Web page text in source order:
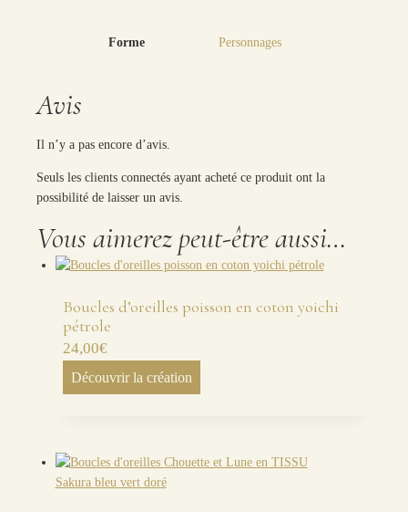
Forme Personnages
Avis
Il n’y a pas encore d’avis.
Seuls les clients connectés ayant acheté ce produit ont la
possibilité de laisser un avis.
Vous aimerez peut-être aussi…
Boucles d’oreilles poisson en coton yoichi
pétrole
24,00€
Découvrir la création